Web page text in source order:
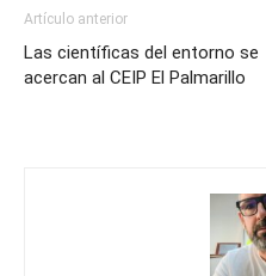
Artículo anterior
Las científicas del entorno se
acercan al CEIP El Palmarillo